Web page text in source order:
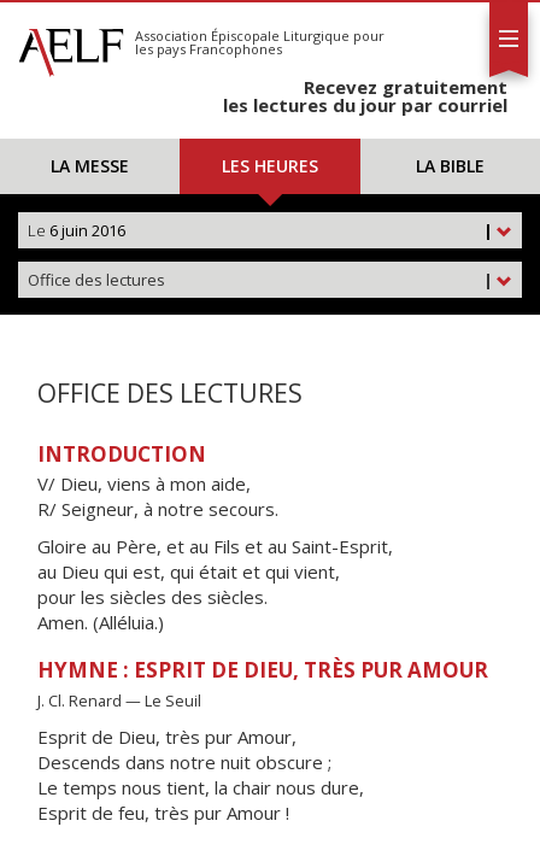
S'abonner
Calendrier
Association Épiscopale Liturgique pour
les pays Francophones
Recevez gratuitement
les lectures du jour par courriel
LA MESSE LES HEURES LA BIBLE
|
Le 6 juin 2016
|
Office des lectures
OFFICE DES LECTURES
INTRODUCTION
V/ Dieu, viens à mon aide,
R/ Seigneur, à notre secours.
Gloire au Père, et au Fils et au Saint-Esprit,
au Dieu qui est, qui était et qui vient,
pour les siècles des siècles.
Amen. (Alléluia.)
HYMNE : ESPRIT DE DIEU, TRÈS PUR AMOUR
J. Cl. Renard — Le Seuil
Esprit de Dieu, très pur Amour,
Descends dans notre nuit obscure ;
Le temps nous tient, la chair nous dure,
Esprit de feu, très pur Amour !